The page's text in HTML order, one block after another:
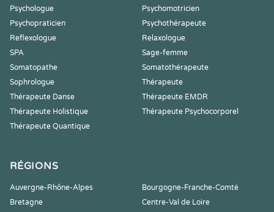
Psychologue
Psychomotricien
Psychopraticien
Psychothérapeute
Reflexologue
Relaxologue
SPA
Sage-femme
Somatopathe
Somatothérapeute
Sophrologue
Thérapeute
Thérapeute Danse
Thérapeute EMDR
Thérapeute Holistique
Thérapeute Psychocorporel
Thérapeute Quantique
RÉGIONS
Auvergne-Rhône-Alpes
Bourgogne-Franche-Comté
Bretagne
Centre-Val de Loire